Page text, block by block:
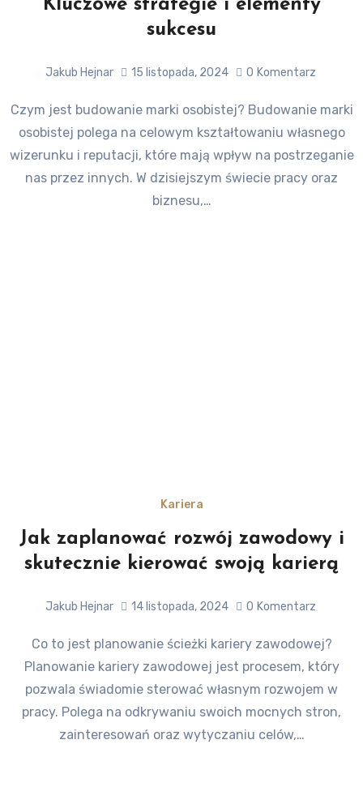
Kluczowe strategie i elementy
sukcesu
Jakub Hejnar 15 listopada, 2024 0 Komentarz
Czym jest budowanie marki osobistej? Budowanie marki
osobistej polega na celowym kształtowaniu własnego
wizerunku i reputacji, które mają wpływ na postrzeganie
nas przez innych. W dzisiejszym świecie pracy oraz
biznesu,…
Kariera
Jak zaplanować rozwój zawodowy i
skutecznie kierować swoją karierą
Jakub Hejnar 14 listopada, 2024 0 Komentarz
Co to jest planowanie ścieżki kariery zawodowej?
Planowanie kariery zawodowej jest procesem, który
pozwala świadomie sterować własnym rozwojem w
pracy. Polega na odkrywaniu swoich mocnych stron,
zainteresowań oraz wytyczaniu celów,…